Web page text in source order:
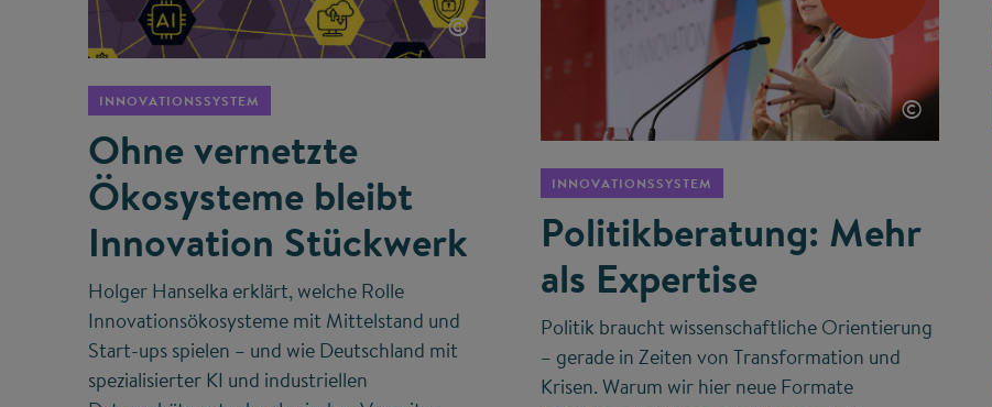
©
INNOVATIONSSYSTEM
Ohne vernetzte
Ökosysteme bleibt
Innovation Stückwerk
Holger Hanselka erklärt, welche Rolle
Innovationsökosysteme mit Mittelstand und
Start-ups spielen – und wie Deutschland mit
spezialisierter KI und industriellen
©
INNOVATIONSSYSTEM
Politikberatung: Mehr
als Expertise
Politik braucht wissenschaftliche Orientierung
– gerade in Zeiten von Transformation und
Krisen. Warum wir hier neue Formate